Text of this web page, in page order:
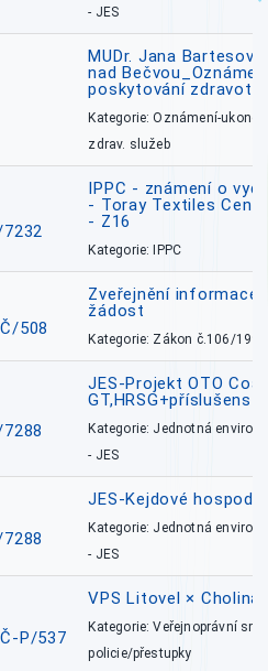
- JES
MUDr. Jana
nad
poskytování
Kategorie: Oznámení-
zdrav. služeb
IPPC - známení o
- Toray Textiles
- Z16
Kategorie: IPPC
508
Zveřejnění informace
žádost
Kategorie: Zákon č.106/1999
JES-Projekt OTO
Kategorie: Jednotná
- JES
JES-Kejdové
Kategorie: Jednotná
- JES
P/537
VPS Litovel ×
Kategorie: Veřejnoprávní
policie/přestupky